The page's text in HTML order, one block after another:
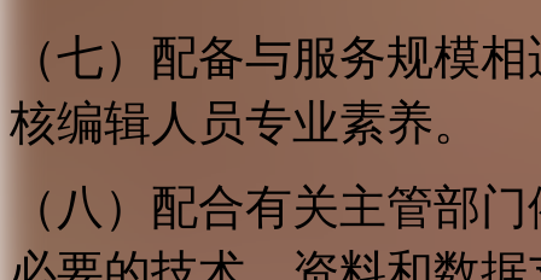
（七）配备与服务规模
核编辑人员专业素养。
（八）配合有关主管部